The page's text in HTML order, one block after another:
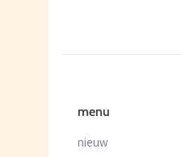
menu
nieuw